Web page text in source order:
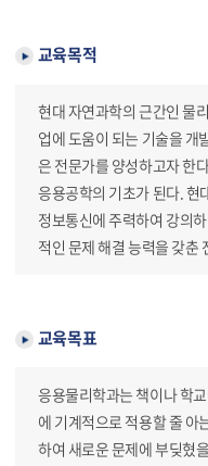
교육목적
현대 자연과학의 근간인 물
업에 도움이 되는 기술을 개
은 전문가를 양성하고자 한
응용공학의 기초가 된다. 현
정보통신에 주력하여 강의
적인 문제 해결 능력을 갖춘
교육목표
응용물리학과는 책이나 학
에 기계적으로 적용할 줄 아
하여 새로운 문제에 부딪혔